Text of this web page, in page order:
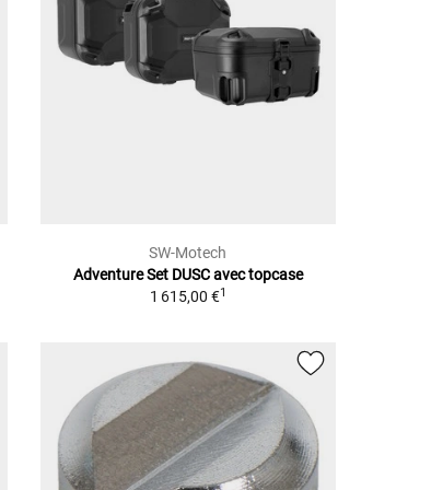
SW-Motech
Adventure Set DUSC avec topcase
1 615,00 €1